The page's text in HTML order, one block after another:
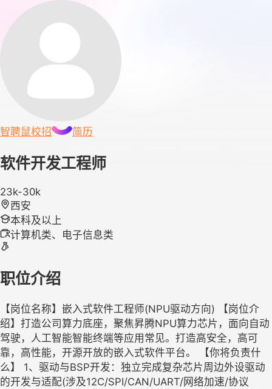
智聘鼠校招 简历
软件开发工程师
23k-30k
西安
本科及以上
计算机类、电子信息类
职位介绍
【岗位名称】嵌入式软件工程师(NPU驱动方向) 【岗位介
绍】打造公司算力底座，聚焦昇腾NPU算力芯片，面向自动
驾驶，人工智能智能终端等应用常见。打造高安全，高可
靠，高性能，开源开放的嵌入式软件平台。 【你将负责什
么】 1、驱动与BSP开发：独立完成复杂芯片周边外设驱动
的开发与适配(涉及12C/SPI/CAN/UART/网络加速/协议